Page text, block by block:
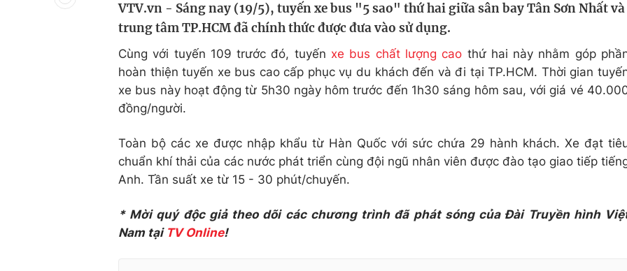
Chất lượng cuộc sống
Thị trường
VTV.vn - Sáng nay (19/5), tuyến xe bus "5 sao" thứ hai giữa sân bay Tân Sơn Nhất và
trung tâm TP.HCM đã chính thức được đưa vào sử dụng.
Cùng với tuyến 109 trước đó, tuyến xe bus chất lượng cao thứ hai này nhằm góp
hoàn thiện tuyến xe bus cao cấp phục vụ du khách đến và đi tại TP.HCM. Thời gian
xe bus này hoạt động từ 5h30 ngày hôm trước đến 1h30 sáng hôm sau, với giá vé
đồng/người.
Toàn bộ các xe được nhập khẩu từ Hàn Quốc với sức chứa 29 hành khách. Xe đạt
chuẩn khí thải của các nước phát triển cùng đội ngũ nhân viên được đào tạo giao tiếp
Anh. Tần suất xe từ 15 - 30 phút/chuyến.
* Mời quý độc giả theo dõi các chương trình đã phát sóng của Đài Truyền hình
Nam tại TV Online!